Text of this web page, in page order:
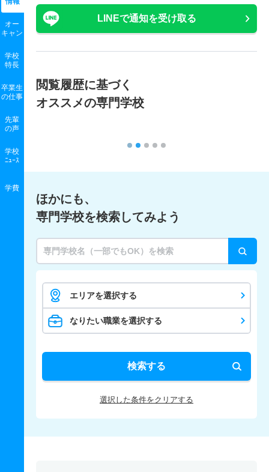
オー
キャン
学校
特長
卒業生
の仕事
先輩
の声
学校
ﾆｭｰｽ
学費
LINEで通知を受け取る
閲覧履歴に基づく
オススメの専門学校
ほかにも、
専門学校を検索してみよう
エリアを選択する
なりたい職業を選択する
検索する
選択した条件をクリアする